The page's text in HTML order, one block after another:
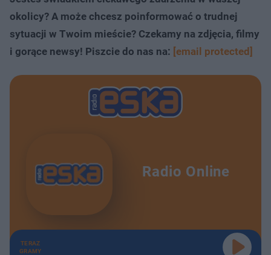
okolicy? A może chcesz poinformować o trudnej
sytuacji w Twoim mieście? Czekamy na zdjęcia, filmy
i gorące newsy! Piszcie do nas na: [email protected]
Radio Online
TERAZ
GRAMY